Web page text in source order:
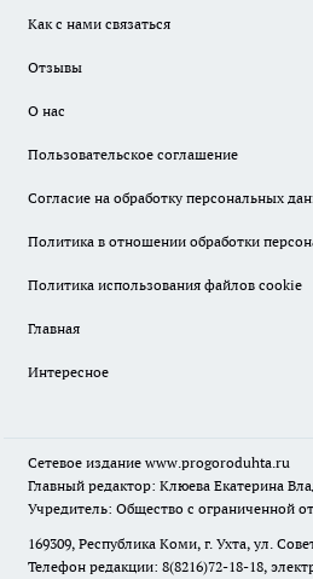
Как с нами связаться
Отзывы
О нас
Пользовательское соглашение
Согласие на обработку персональных
Политика в отношении обработки
Политика использования файлов cookie
Главная
Интересное
Сетевое издание www.progoroduhta.ru
Главный редактор: Клюева Екатерина
Учредитель: Общество с ограниченной
169309, Республика Коми, г. Ухта, ул.
Телефон редакции: 8(8216)72-18-18,